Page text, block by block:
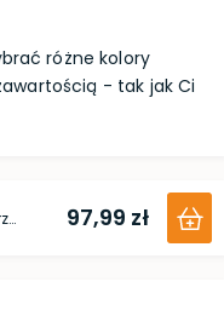
różne kolory
- tak jak Ci
Przybory na przyprawy - sól, pieprz, oliwa, ocet, pojemniki małe - 6 szt. biały 97,99 zł